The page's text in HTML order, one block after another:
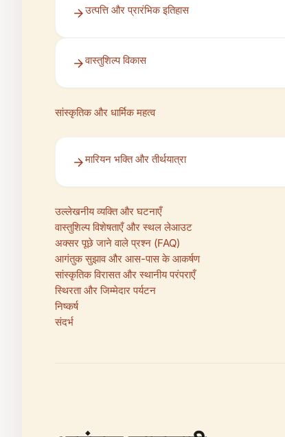
उत्पत्ति और प्रारंभिक इतिहास
वास्तुशिल्प विकास
सांस्कृतिक और धार्मिक महत्व
मारियन भक्ति और तीर्थयात्रा
उल्लेखनीय व्यक्ति और घटनाएँ
वास्तुशिल्प विशेषताएँ और स्थल लेआउट
अक्सर पूछे जाने वाले प्रश्न (FAQ)
आगंतुक सुझाव और आस-पास के आकर्षण
सांस्कृतिक विरासत और स्थानीय परंपराएँ
स्थिरता और जिम्मेदार पर्यटन
निष्कर्ष
संदर्भ